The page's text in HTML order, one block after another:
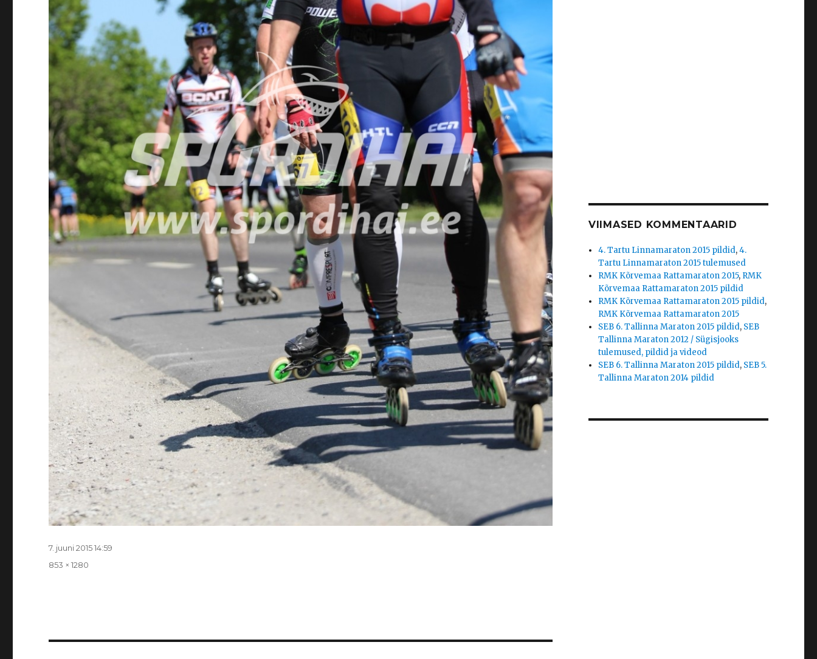
Postitatud
7. juuni 2015 14:59
Täissuurus
853 × 1280
VIIMASED KOMMENTAARID
4. Tartu Linnamaraton 2015 pildid,4.
Tartu Linnamaraton 2015 tulemused
RMK Kõrvemaa Rattamaraton 2015, RMK
Kõrvemaa Rattamaraton 2015 pildid
RMK Kõrvemaa Rattamaraton 2015 pildid,
RMK Kõrvemaa Rattamaraton 2015
SEB 6. Tallinna Maraton 2015 pildid, SEB
Tallinna Maraton 2012 / Sügisjooks
tulemused, pildid ja videod
SEB 6. Tallinna Maraton 2015 pildid, SEB 5.
Tallinna Maraton 2014 pildid